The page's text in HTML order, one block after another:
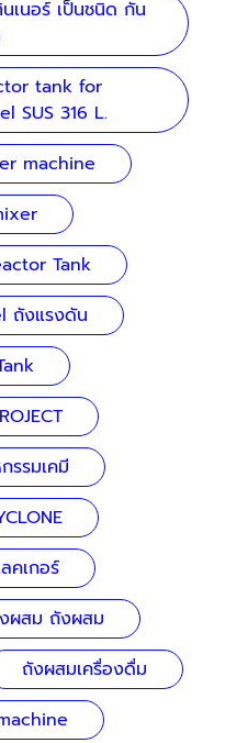
เนอร์ เป็นชนิด กัน
tank for
SUS 316 L.
machine
Tank
ถังแรงดัน
รรมเคมี
คเกอร์
ผสม ถังผสม
ถังผสมเครื่องดื่ม